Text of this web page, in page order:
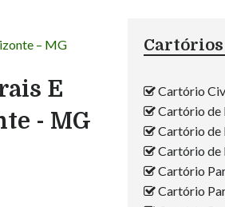
– MG
E
- MG
Cartórios
Cartório
Cartório de
Cartório de
Cartório de
Cartório
Cartório